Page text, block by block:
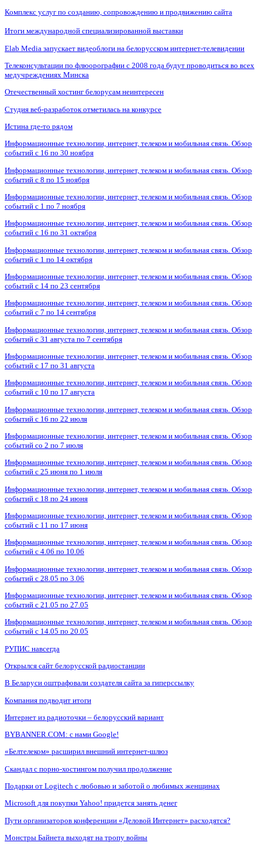
Комплекс услуг по созданию, сопровождению и продвижению сайта
Итоги международной специализированной выставки
Elab Media запускает видеоблоги на белорусском интернет-телевидении
Телеконсультации по флюорографии с 2008 года будут проводиться во всех
медучреждениях Минска
Отечественный хостинг белорусам неинтересен
Студия веб-разработок отметилась на конкурсе
Истина где-то рядом
Информационные технологии, интернет, телеком и мобильная связь. Обзор
событий с 16 по 30 ноября
Информационные технологии, интернет, телеком и мобильная связь. Обзор
событий с 8 по 15 ноября
Информационные технологии, интернет, телеком и мобильная связь. Обзор
событий с 1 по 7 ноября
Информационные технологии, интернет, телеком и мобильная связь. Обзор
событий с 16 по 31 октября
Информационные технологии, интернет, телеком и мобильная связь. Обзор
событий с 1 по 14 октября
Информационные технологии, интернет, телеком и мобильная связь. Обзор
событий с 14 по 23 сентября
Информационные технологии, интернет, телеком и мобильная связь. Обзор
событий с 7 по 14 сентября
Информационные технологии, интернет, телеком и мобильная связь. Обзор
событий с 31 августа по 7 сентября
Информационные технологии, интернет, телеком и мобильная связь. Обзор
событий с 17 по 31 августа
Информационные технологии, интернет, телеком и мобильная связь. Обзор
событий с 10 по 17 августа
Информационные технологии, интернет, телеком и мобильная связь. Обзор
событий с 16 по 22 июля
Информационные технологии, интернет, телеком и мобильная связь. Обзор
событий со 2 по 7 июля
Информационные технологии, интернет, телеком и мобильная связь. Обзор
событий с 25 июня по 1 июля
Информационные технологии, интернет, телеком и мобильная связь. Обзор
событий с 18 по 24 июня
Информационные технологии, интернет, телеком и мобильная связь. Обзор
событий с 11 по 17 июня
Информационные технологии, интернет, телеком и мобильная связь. Обзор
событий с 4.06 по 10.06
Информационные технологии, интернет, телеком и мобильная связь. Обзор
событий с 28.05 по 3.06
Информационные технологии, интернет, телеком и мобильная связь. Обзор
событий с 21.05 по 27.05
Информационные технологии, интернет, телеком и мобильная связь. Обзор
событий с 14.05 по 20.05
РУПИС навсегда
Открылся сайт белорусской радиостанции
В Беларуси оштрафовали создателя сайта за гиперссылку
Компания подводит итоги
Интернет из радиоточки – белорусский вариант
BYBANNER.COM: c нами Google!
«Белтелеком» расширил внешний интернет-шлюз
Скандал с порно-хостингом получил продолжение
Подарки от Logitech с любовью и заботой о любимых женщинах
Microsoft для покупки Yahoo! придется занять денег
Пути организаторов конференции «Деловой Интернет» расходятся?
Монстры Байнета выходят на тропу войны